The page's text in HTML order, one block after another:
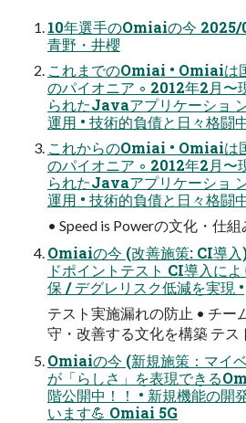
10年選手のOmiaiの今 2025/
青野・井櫻
これまでのOmiai • Omiaiは
のパイオニア ◦ 2012年2月〜
られたJavaアプリケーショ
運用 • 技術的負債と日々格闘
これからのOmiai • Omiaiは
のパイオニア ◦ 2012年2月〜
られたJavaアプリケーショ
運用 • 技術的負債と日々格闘
• Speed is Powerの文化・仕
Omiaiの今 (改善施策: CI導
ドポイントテスト CI導入に
保 / デグレリスク低減を実現 •
テスト実施漏れの防止 • チー
守・改善する文化を構築 テス
Omiaiの今 (新規施策：マイ
が「らしさ」を表現できる
階公開中！！ • 新規機能の開
います💪 Omiai 5G